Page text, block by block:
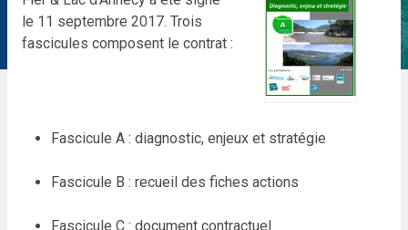
le 11 septembre 2017. Trois
fascicules composent le contrat :
Fascicule A : diagnostic, enjeux et stratégie
Fascicule B : recueil des fiches actions
Fascicule C : document contractuel